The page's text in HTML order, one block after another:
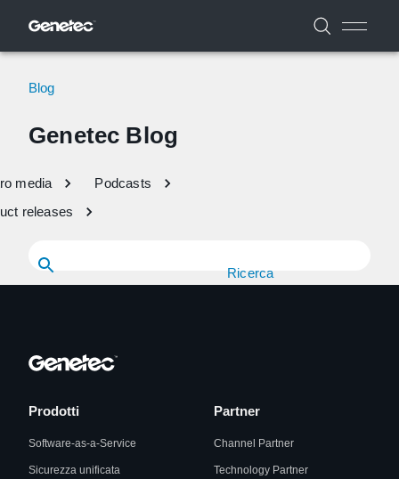
Blog
Genetec Blog
media
Podcasts
releases
Ricerca
Prodotti
Software-as-a-Service
Sicurezza unificata
Partner
Channel Partner
Technology Partner